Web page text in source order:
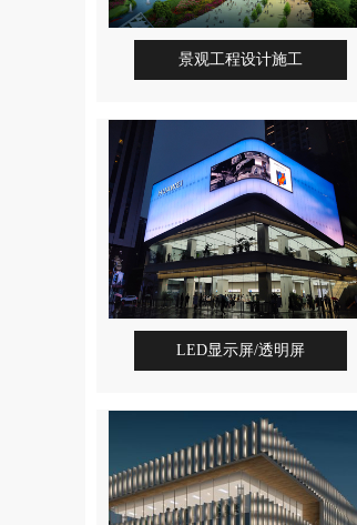
景观工程设计施工
LED显示屏/透明屏